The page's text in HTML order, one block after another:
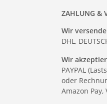
ZAHLUNG &
Wir
DHL,
Wir
PAYPAL
oder
Amazon Pay,